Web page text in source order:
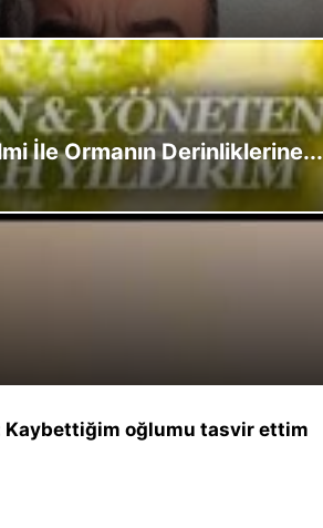
İle Ormanın Derinliklerine...
oğlumu tasvir ettim